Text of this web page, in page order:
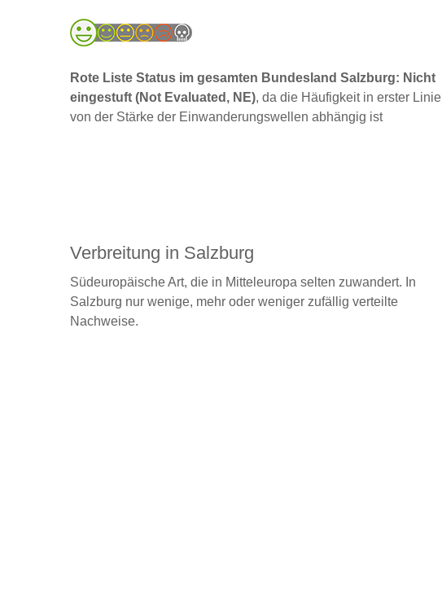
Rote Liste Status im gesamten Bundesland Salzburg: Nicht
eingestuft (Not Evaluated, NE), da die Häufigkeit in erster Linie
von der Stärke der Einwanderungswellen abhängig ist
Verbreitung in Salzburg
Südeuropäische Art, die in Mitteleuropa selten zuwandert. In
Salzburg nur wenige, mehr oder weniger zufällig verteilte
Nachweise.